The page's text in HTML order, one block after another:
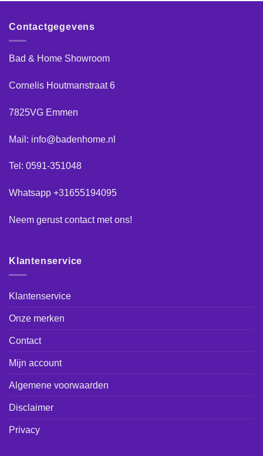
Contactgegevens
Bad & Home Showroom
Cornelis Houtmanstraat 6
7825VG Emmen
Mail: info@badenhome.nl
Tel: 0591-351048
Whatsapp +31655194095
Neem gerustcontactmet ons!
Klantenservice
Klantenservice
Onze merken
Contact
Mijn account
Algemene voorwaarden
Disclaimer
Privacy